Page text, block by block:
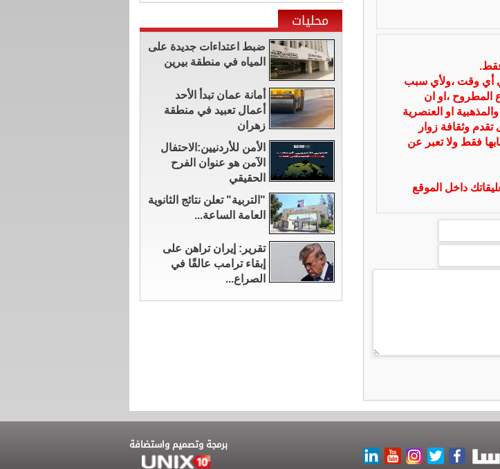
أي وقت ،ولأي سبب
المطروح ،او ان
او العنصرية
وثقافة زوار
فقط ولا تعبر عن
داخل الموقع
محليات
ضبط اعتداءات جديدة على
المياه في منطقة بيرين
أمانة عمان تبدأ الأحد
أعمال تعبيد في منطقة
زهران
الأمن للأردنيين:الاحتفال
الآمن هو عنوان الفرح
الحقيقي
"التربية" تعلن نتائج الثانوية
العامة الساعة...
تقرير: إيران تراهن على
إبقاء ترامب عالقًا في
الصراع...
برمجة وتصميم واستضافة